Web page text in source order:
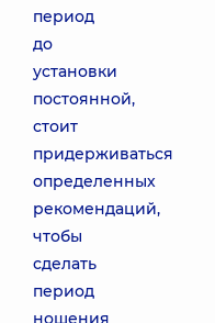
период
до
установки
постоянной,
стоит
придерживаться
определенных
рекомендаций,
чтобы
сделать
период
ношения